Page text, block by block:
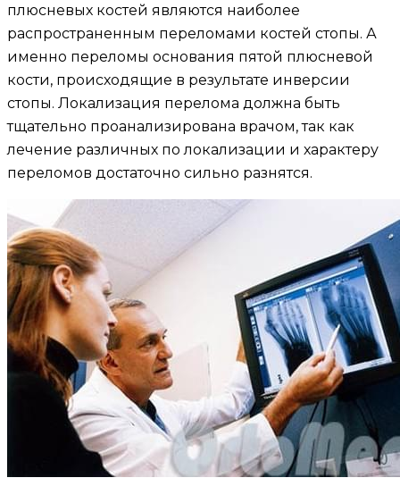
плюсневых костей являются наиболее
распространенным переломами костей стопы. А
именно переломы основания пятой плюсневой
кости, происходящие в результате инверсии
стопы. Локализация перелома должна быть
тщательно проанализирована врачом, так как
лечение различных по локализации и характеру
переломов достаточно сильно разнятся.